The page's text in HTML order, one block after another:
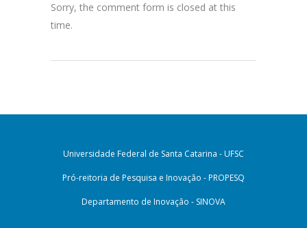
Sorry, the comment form is closed at this
time.
Universidade Federal de Santa Catarina - UFSC
Pró-reitoria de Pesquisa e Inovação - PROPESQ
Departamento de Inovação - SINOVA